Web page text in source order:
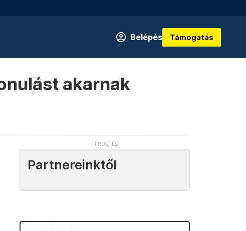
Belépés Támogatás
akarnak
Partnereinktől